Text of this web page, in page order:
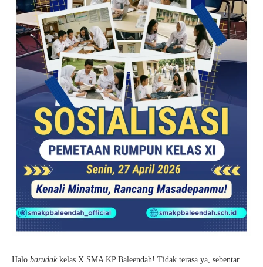
Halo barudakkelas X SMA KP Baleendah! Tidak terasa ya, sebentar